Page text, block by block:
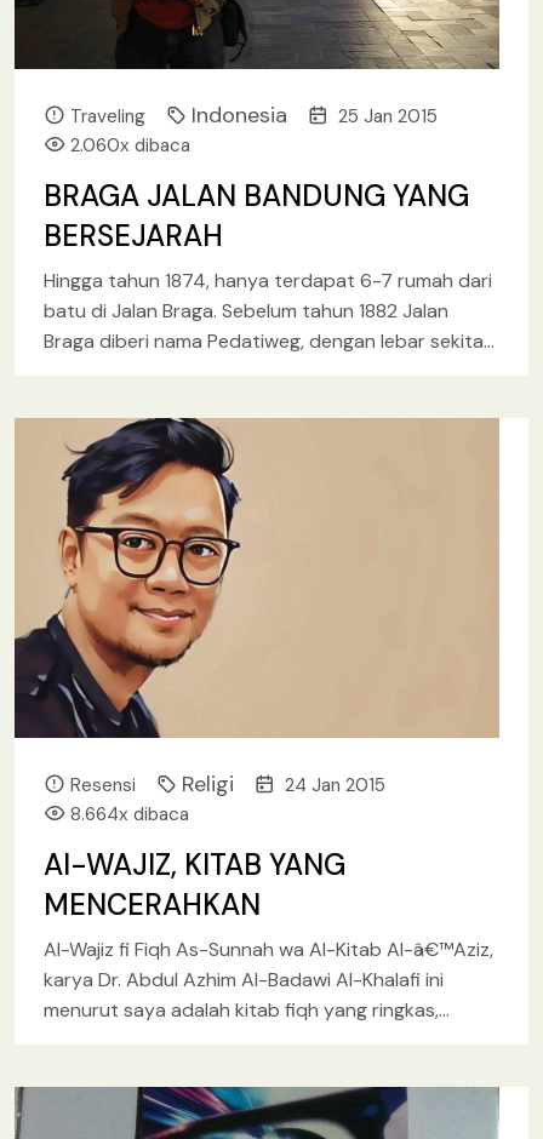
Traveling Indonesia
25 Jan 2015
2.060x dibaca
BRAGA JALAN BANDUNG YANG
BERSEJARAH
Hingga tahun 1874, hanya terdapat 6-7 rumah dari
batu di Jalan Braga. Sebelum tahun 1882 Jalan
Braga diberi nama Pedatiweg, dengan lebar sekitar
Resensi Religi
24 Jan 2015
8.664x dibaca
Al-WAJIZ, KITAB YANG
MENCERAHKAN
Al-Wajiz fi Fiqh As-Sunnah wa Al-Kitab Al-â€™Aziz,
karya Dr. Abdul Azhim Al-Badawi Al-Khalafi ini
menurut saya adalah kitab fiqh yang ringkas,